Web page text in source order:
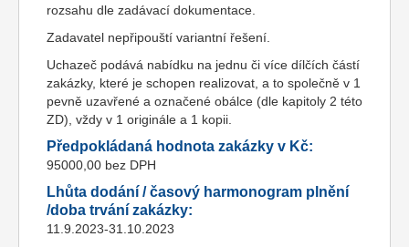
rozsahu dle zadávací dokumentace.
Zadavatel nepřipouští variantní řešení.
Uchazeč podává nabídku na jednu či více dílčích částí
zakázky, které je schopen realizovat, a to společně v 1
pevně uzavřené a označené obálce (dle kapitoly 2 této
ZD), vždy v 1 originále a 1 kopii.
Předpokládaná hodnota zakázky v Kč:
95000,00 bez DPH
Lhůta dodání / časový harmonogram plnění
/doba trvání zakázky:
11.9.2023-31.10.2023